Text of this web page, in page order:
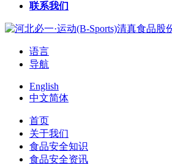
联系我们
语言
导航
English
中文简体
首页
关于我们
食品安全知识
食品安全资讯